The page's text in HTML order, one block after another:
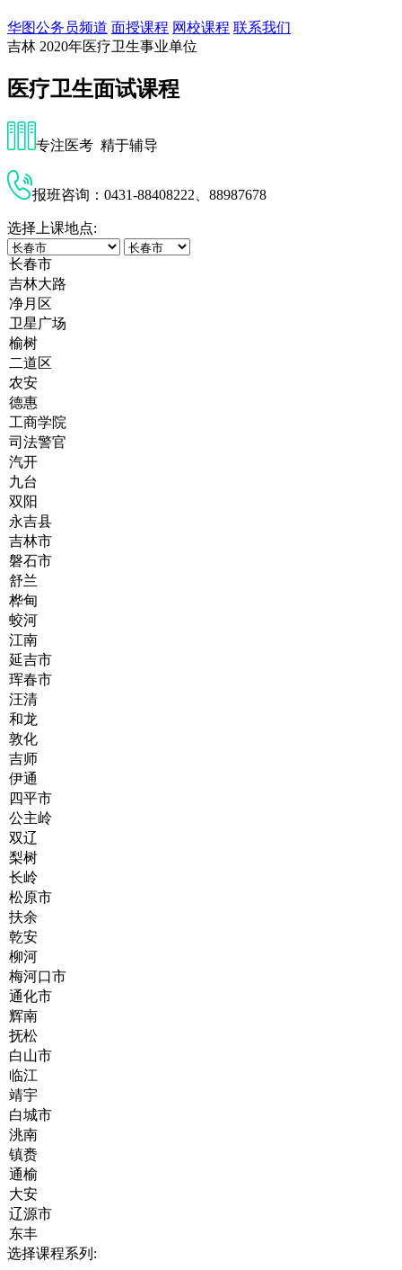
华图公务员频道 面授课程 网校课程 联系我们
吉林 2020年医疗卫生事业单位
医疗卫生面试课程
专注医考 精于辅导
报班咨询：0431-88408222、88987678
选择上课地点:
选择课程系列: